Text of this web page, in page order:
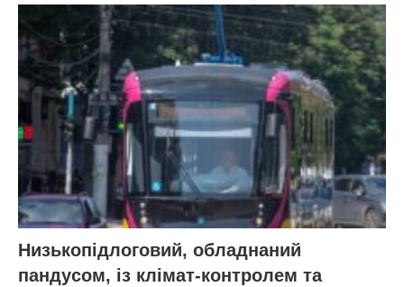
Низькопідлоговий, обладнаний
пандусом, із клімат-контролем та